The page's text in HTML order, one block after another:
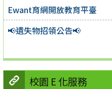
Ewant育網開放教育平臺
📢遺失物招領公告📢
校園 E 化服務